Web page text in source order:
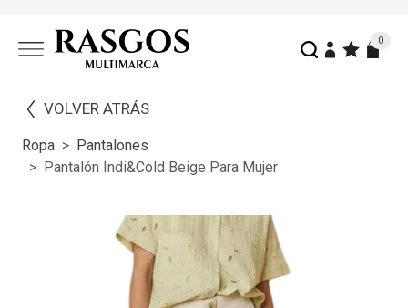
0
VOLVER ATRÁS
Ropa
Pantalones
Pantalón Indi&cold Beige Para Mujer